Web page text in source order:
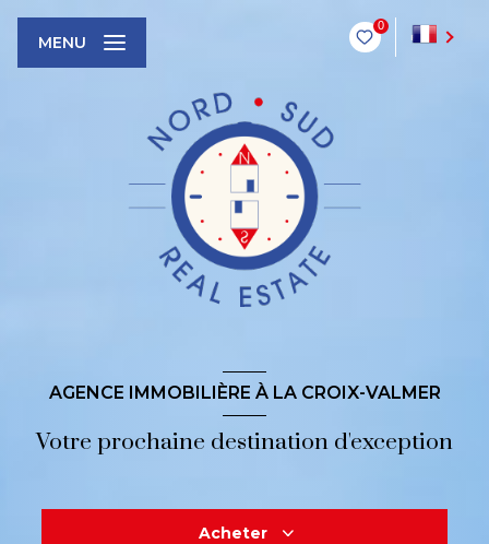
0
FR
MENU
AGENCE IMMOBILIÈRE À LA CROIX-VALMER
Votre prochaine destination d'exception
Acheter